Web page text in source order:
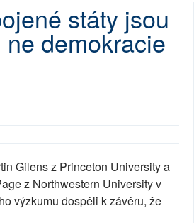
státy jsou
demokracie
Gilens z Princeton University a
z Northwestern University v
výzkumu dospěli k závěru, že